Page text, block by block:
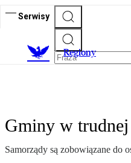
Serwisy
Regiony
Gminy w
Samorządy są zobowiązane